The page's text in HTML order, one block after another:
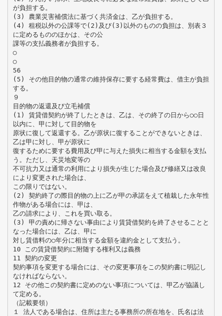
が負担する。
(3) 農業災害補償法に基づく共済金は、乙が負担する。
(4) 租税以外の公課等で(2)及び(3)以外のものの負担は、別表３
に定めるもののほかは、その公
課等の支払義務者が負担する。
○
○
56
(5) その他目的物の通常の維持保存に要する経常費は、借主が負担
する。
９
目的物の返還及び立毛補償
(1) 賃貸借契約が終了したときは、乙は、その終了の日から○○日
以内に、甲に対して目的物を
原状に復して返還する。乙が原状に復することができないときは、
乙は甲に対し、甲が原状に
復するために要する費用及び甲に与えた損失に相当する金額を支払
う。ただし、天災地変等の
不可抗力又は通常の利用により損失が生じた場合及び修繕又は改良
により変更された場合は、
この限りではない。
(2) 契約終了の際目的物の上に乙が甲の承諾をえて植栽した永年性
作物がある場合には、甲は、
乙の請求により、これを買い取る。
(3) 甲の責めに帰さない事由により賃貸借契約を終了させることと
なった場合には、乙は、甲に
対し賃借料の○年分に相当する金額を違約金として支払う。
10 この賃貸借契約に附随する権利又は義務
11 契約の変更
契約事項を変更する場合には、その変更事項をこの契約書に明記し
なければならない。
12 その他この契約書に定めのない事項については、甲乙が協議し
て定める。
（記載要領）
１ 法人である場合は、住所は主たる事務所の所在地を、氏名は法